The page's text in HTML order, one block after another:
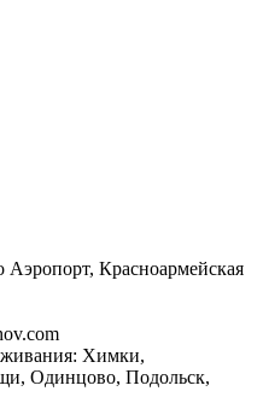
Аэропорт, Красноармейская
Химки,
Одинцово, Подольск,